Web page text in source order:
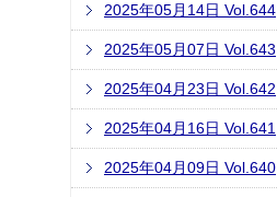
2025年05月14日 Vol.644
2025年05月07日 Vol.643
2025年04月23日 Vol.642
2025年04月16日 Vol.641
2025年04月09日 Vol.640